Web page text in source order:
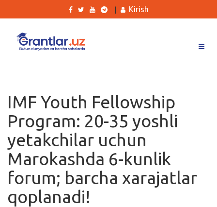
Ishlar
Kurslar
Blog
Yana
Kirish
IMF Youth Fellowship
Program: 20-35 yoshli
yetakchilar uchun
Marokashda 6-kunlik
forum; barcha xarajatlar
qoplanadi!